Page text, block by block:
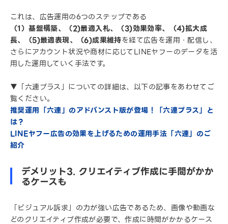
これは、広告運用の6つのステップである
（1）基盤構築、（2)最適入札、（3)効果効率、（4)拡大成
長、（5)最適表現、（6)成果維持を経て広告を運用・配信し、
さらにアカウント状況や商材に応じてLINEヤフーのデータを活
用した運用していく手法です。
▼「六連プラス」についての詳細は、以下の記事をあわせてご
覧ください。
推奨運用「六連」のアドバンスト版が登場！「六連プラス」と
は？
LINEヤフー広告の効果を上げるための運用手法「六連」のご
紹介
デメリット3. クリエイティブ作成に手間がかか
るケースも
「ビジュアル訴求」の力が強い広告であるため、画像や動画な
どのクリエイティブ作成が必要で、作成に時間がかかるケース